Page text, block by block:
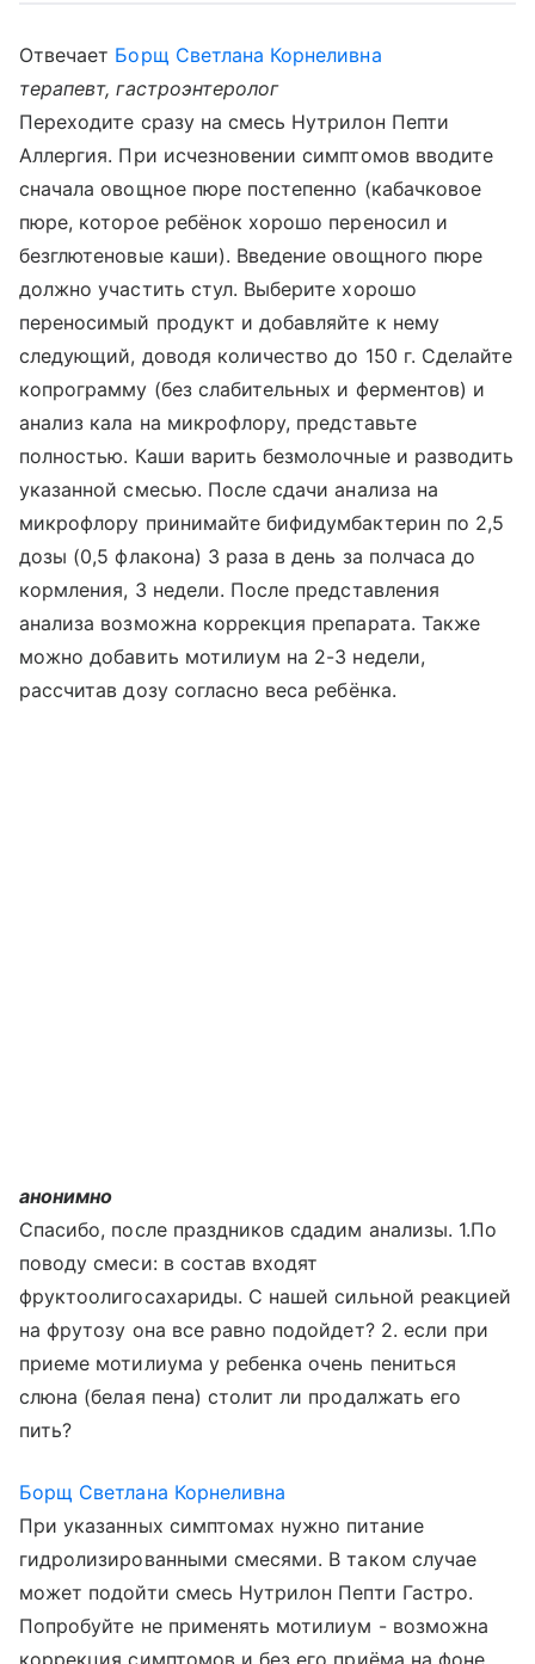
Отвечает Борщ Светлана Корнеливна
терапевт, гастроэнтеролог
Переходите сразу на смесь Нутрилон Пепти
Аллергия. При исчезновении симптомов вводите
сначала овощное пюре постепенно (кабачковое
пюре, которое ребёнок хорошо переносил и
безглютеновые каши). Введение овощного пюре
должно участить стул. Выберите хорошо
переносимый продукт и добавляйте к нему
следующий, доводя количество до 150 г. Сделайте
копрограмму (без слабительных и ферментов) и
анализ кала на микрофлору, представьте
полностью. Каши варить безмолочные и разводить
указанной смесью. После сдачи анализа на
микрофлору принимайте бифидумбактерин по 2,5
дозы (0,5 флакона) 3 раза в день за полчаса до
кормления, 3 недели. После представления
анализа возможна коррекция препарата. Также
можно добавить мотилиум на 2-3 недели,
рассчитав дозу согласно веса ребёнка.
анонимно
Спасибо, после праздников сдадим анализы. 1.По
поводу смеси: в состав входят
фруктоолигосахариды. С нашей сильной реакцией
на фрутозу она все равно подойдет? 2. если при
приеме мотилиума у ребенка очень пениться
слюна (белая пена) столит ли продалжать его
пить?
Борщ Светлана Корнеливна
При указанных симптомах нужно питание
гидролизированными смесями. В таком случае
может подойти смесь Нутрилон Пепти Гастро.
Попробуйте не применять мотилиум - возможна
коррекция симптомов и без его приёма на фоне